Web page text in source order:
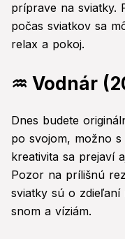
príprave na sviatky.
počas sviatkov sa
relax a pokoj.
♒ Vodnár
Dnes budete
po svojom, možno s
kreativita sa prejaví
Pozor na prílišnú
sviatky sú o zdieľaní
snom a víziám.